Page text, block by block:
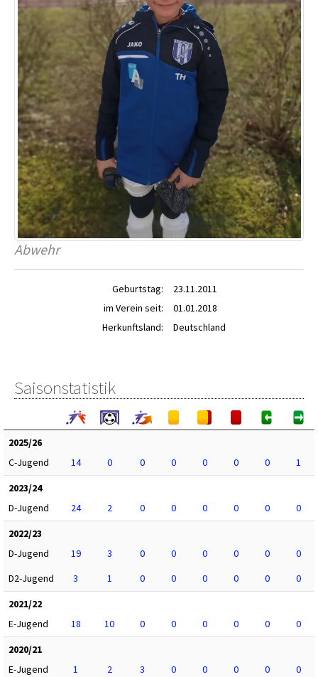
Abwehr
Geburtstag:
23.11.2011
im Verein seit:
01.01.2018
Herkunftsland:
Deutschland
Saisonstatistik
2025/26
C-Jugend
14 0 0 0 0 0 0
1
2023/24
D-Jugend
24 2 0 0 0 0 0
0
2022/23
D-Jugend
19 3 0 0 0 0 0
0
D2-Jugend
3 1 0 0 0 0 0
0
2021/22
E-Jugend
18 10 0 0 0 0 0
0
2020/21
E-Jugend
1 2 3 0 0 0 0
0